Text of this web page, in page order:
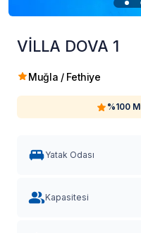
VİLLA DOVA 1
Muğla / Fethiye
%100
Yatak Odası
Kapasitesi